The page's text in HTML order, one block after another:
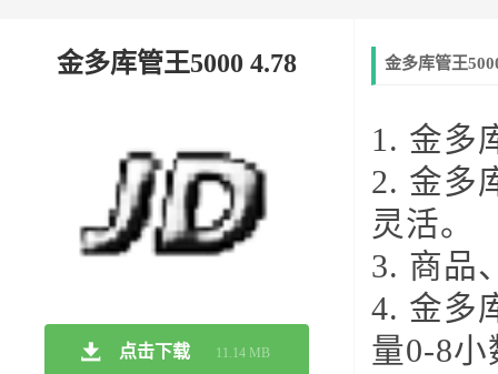
金多库管王5000 4.78
点击下载 11.14 MB
金多库管王
1. 金多
2. 金多
灵活。
3. 商品
4. 金多
量0-8小